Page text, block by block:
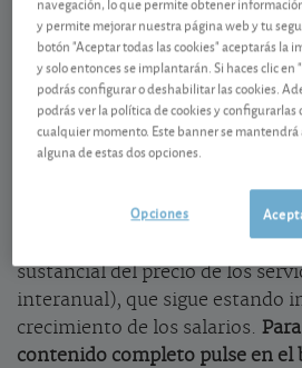
La inflación subyacente
alimentos) en Estados Unidos
frente al 3,3% de junio. En
apuntan a una desaceleración
inflación, impulsada en
precios de los carburantes y los
obstante, la inflación sigue
objetivo del 2% fijado por la
estadounidense. Esto se debe a
sustancial del precio de los
interanual), que sigue estando
crecimiento de los salarios.
contenido completo pulse en el
y permite mejorar nuestra página web y tu
botón "Aceptar todas las cookies" aceptarás la
y solo entonces se implantarán. Si haces clic
podrás configurar o deshabilitar las cookies.
podrás ver la política de cookies y
cualquier momento. Este banner se
alguna de estas dos opciones.
Opciones